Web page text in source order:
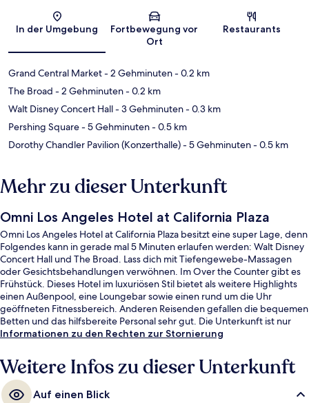
Karte
In der Umgebung
Fortbewegung vor
Ort
Restaurants
Grand Central Market- 2 Gehminuten- 0.2 km
The Broad - 2 Gehminuten- 0.2 km
Walt Disney Concert Hall- 3 Gehminuten- 0.3 km
Pershing Square- 5 Gehminuten- 0.5 km
Dorothy Chandler Pavilion (Konzerthalle)- 5 Gehminuten- 0.5 km
Mehr zu dieser Unterkunft
Omni Los Angeles Hotel at California Plaza
Omni Los Angeles Hotel at California Plaza besitzt eine super Lage, denn
Folgendes kann in gerade mal 5 Minuten erlaufen werden: Walt Disney
Concert Hall und The Broad. Lass dich mit Tiefengewebe-Massagen
oder Gesichtsbehandlungen verwöhnen. Im Over the Counter gibt es
Frühstück. Dieses Hotel im luxuriösen Stil bietet als weitere Highlights
einen Außenpool, eine Loungebar sowie einen rund um die Uhr
geöffneten Fitnessbereich. Anderen Reisenden gefallen die bequemen
Betten und das hilfsbereite Personal sehr gut. Die Unterkunft ist nur
einen kurzen Fußmarsch von den öffentlichen Verkehrsmitteln entfernt:
Station) bzw. 6 Minuten (Station Civic Center/Grand Park).
Informationen zu den Rechten zur Stornierung
Weitere Infos zu dieser Unterkunft
Auf einen Blick